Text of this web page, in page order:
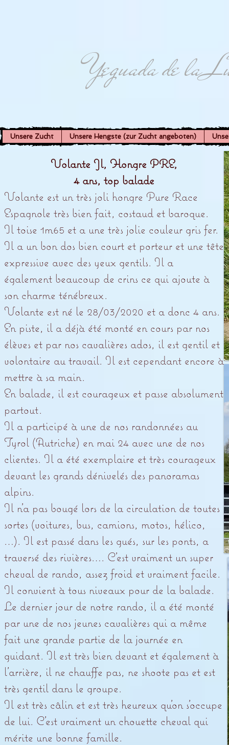
Yeguada de la
Unsere Zucht Unsere Hengste (zur Zucht angeboten)
Volante Jl, Hongre PRE,
4 ans, top balade
Volante est un très joli hongre Pure Race
Espagnole très bien fait, costaud et baroque.
Il toise 1m65 et a une très jolie couleur gris fer.
Il a un bon dos bien court et porteur et une tête
expressive avec des yeux gentils. Il a
également beaucoup de crins ce qui ajoute à
son charme ténébreux.
Volante est né le 28/03/2020 et a donc 4 ans.
En piste, il a déjà été monté en cours par nos
élèves et par nos cavalières ados, il est gentil et
volontaire au travail. Il est cependant encore à
mettre à sa main.
En balade, il est courageux et passe absolument
partout.
Il a participé à une de nos randonnées au
Tyrol (Autriche) en mai 24 avec une de nos
clientes. Il a été exemplaire et très courageux
devant les grands dénivelés des panoramas
alpins.
Il n’a pas bougé lors de la circulation de toutes
sortes (voitures, bus, camions, motos, hélico,
…). Il est passé dans les gués, sur les ponts, a
traversé des rivières…. C’est vraiment un super
cheval de rando, assez froid et vraiment facile.
Il convient à tous niveaux pour de la balade.
Le dernier jour de notre rando, il a été monté
par une de nos jeunes cavalières qui a même
fait une grande partie de la journée en
guidant. Il est très bien devant et également à
l’arrière, il ne chauffe pas, ne shoote pas et est
très gentil dans le groupe.
Il est très câlin et est très heureux qu’on s’occupe
de lui. C’est vraiment un chouette cheval qui
mérite une bonne famille.